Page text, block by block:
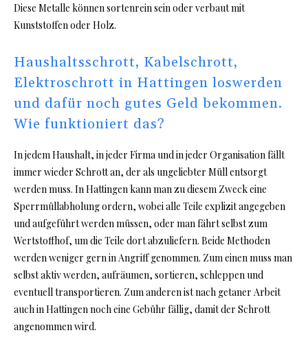
Diese Metalle können sortenrein sein oder verbaut mit
Kunststoffen oder Holz.
Haushaltsschrott, Kabelschrott,
Elektroschrott in Hattingen loswerden
und dafür noch gutes Geld bekommen.
Wie funktioniert das?
In jedem Haushalt, in jeder Firma und in jeder Organisation fällt
immer wieder Schrott an, der als ungeliebter Müll entsorgt
werden muss. In Hattingen kann man zu diesem Zweck eine
Sperrmüllabholung ordern, wobei alle Teile explizit angegeben
und aufgeführt werden müssen, oder man fährt selbst zum
Wertstoffhof, um die Teile dort abzuliefern. Beide Methoden
werden weniger gern in Angriff genommen. Zum einen muss man
selbst aktiv werden, aufräumen, sortieren, schleppen und
eventuell transportieren. Zum anderen ist nach getaner Arbeit
auch in Hattingen noch eine Gebühr fällig, damit der Schrott
angenommen wird.